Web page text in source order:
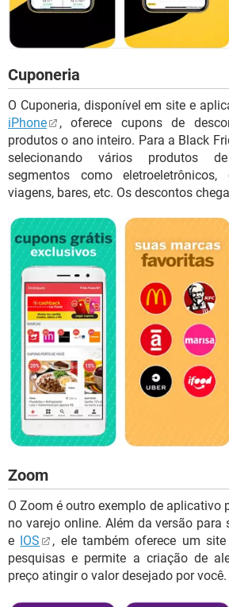
Cuponeria
O Cuponeria, disponível em site e
iPhone
, oferece cupons de
produtos o ano inteiro. Para a Black
selecionando vários produtos
segmentos como eletroeletrônicos,
viagens, bares, etc. Os descontos
Zoom
O Zoom é outro exemplo de aplicativo
no varejo online. Além da versão para
e IOS
, ele também oferece um
pesquisas e permite a criação de
preço atingir o valor desejado por você.